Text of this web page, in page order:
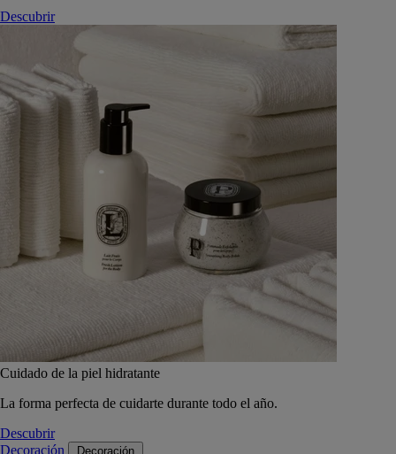
Descubrir
Cuidado de la piel hidratante
La forma perfecta de cuidarte durante todo el año.
Descubrir
Decoración
Decoración